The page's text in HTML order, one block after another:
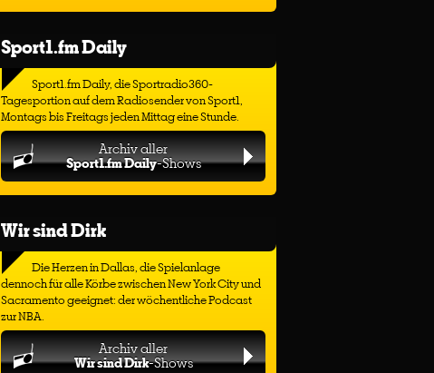
Sport1.fm Daily
Sport1.fm Daily, die Sportradio360-
Tagesportion auf dem Radiosender von Sport1,
Montags bis Freitags jeden Mittag eine Stunde.
Archiv aller
Sport1.fm Daily-Shows
Wir sind Dirk
Die Herzen in Dallas, die Spielanlage
dennoch für alle Körbe zwischen New York City und
Sacramento geeignet: der wöchentliche Podcast
zur NBA.
Archiv aller
Wir sind Dirk-Shows